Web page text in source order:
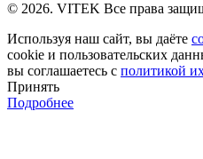
© 2026. VITEK Все права
Используя наш сайт, вы даёте
cookie и пользовательских
вы соглашаетесь с политикой
Принять
Подробнее